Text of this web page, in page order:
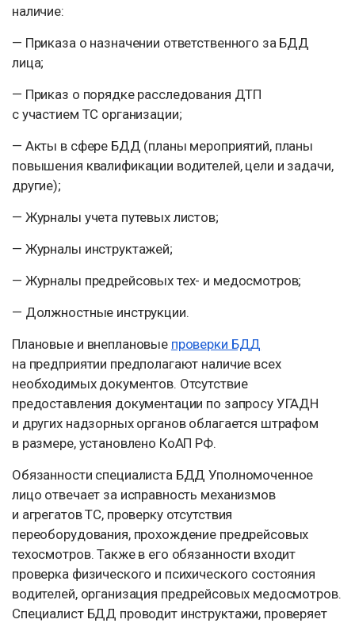
наличие:
— Приказа о назначении ответственного за БДД
лица;
— Приказ о порядке расследования ДТП
с участием ТС организации;
— Акты в сфере БДД (планы мероприятий, планы
повышения квалификации водителей, цели и задачи,
другие);
— Журналы учета путевых листов;
— Журналы инструктажей;
— Журналы предрейсовых тех- и медосмотров;
— Должностные инструкции.
Плановые и внеплановые проверки БДД
на предприятии предполагают наличие всех
необходимых документов. Отсутствие
предоставления документации по запросу УГАДН
и других надзорных органов облагается штрафом
в размере, установлено КоАП РФ.
Обязанности специалиста БДД Уполномоченное
лицо отвечает за исправность механизмов
и агрегатов ТС, проверку отсутствия
переоборудования, прохождение предрейсовых
техосмотров. Также в его обязанности входит
проверка физического и психического состояния
водителей, организация предрейсовых медосмотров.
Специалист БДД проводит инструктажи, проверяет